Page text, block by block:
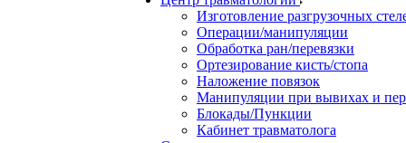
Изготовление разгрузочных
Операции/манипуляции
Обработка ран/перевязки
Ортезирование кисть/стопа
Наложение повязок
Манипуляции при вывихах и
Блокады/Пункции
Кабинет травматолога